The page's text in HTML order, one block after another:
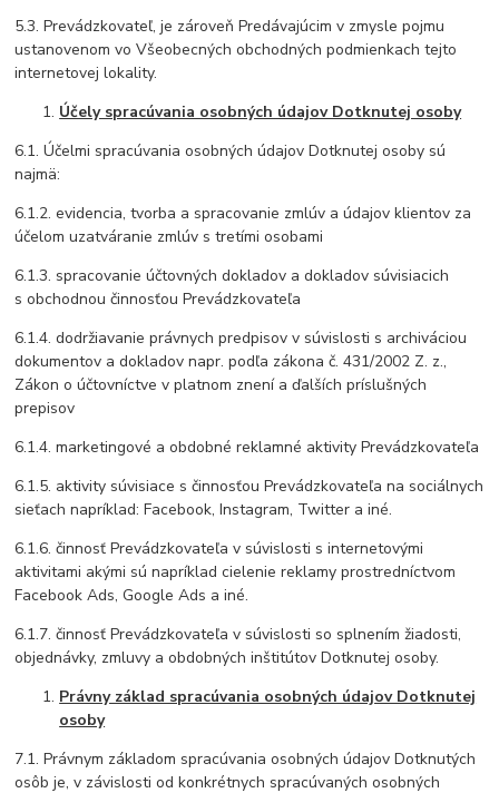
5.3. Prevádzkovateľ, je zároveň Predávajúcim v zmysle pojmu
ustanovenom vo Všeobecných obchodných podmienkach tejto
internetovej lokality.
Účely spracúvania osobných údajov Dotknutej osoby
6.1. Účelmi spracúvania osobných údajov Dotknutej osoby sú
najmä:
6.1.2. evidencia, tvorba a spracovanie zmlúv a údajov klientov za
účelom uzatváranie zmlúv s tretími osobami
6.1.3. spracovanie účtovných dokladov a dokladov súvisiacich
s obchodnou činnosťou Prevádzkovateľa
6.1.4. dodržiavanie právnych predpisov v súvislosti s archiváciou
dokumentov a dokladov napr. podľa zákona č. 431/2002 Z. z.,
Zákon o účtovníctve v platnom znení a ďalších príslušných
prepisov
6.1.4. marketingové a obdobné reklamné aktivity Prevádzkovateľa
6.1.5. aktivity súvisiace s činnosťou Prevádzkovateľa na sociálnych
sieťach napríklad: Facebook, Instagram, Twitter a iné.
6.1.6. činnosť Prevádzkovateľa v súvislosti s internetovými
aktivitami akými sú napríklad cielenie reklamy prostredníctvom
Facebook Ads, Google Ads a iné.
6.1.7. činnosť Prevádzkovateľa v súvislosti so splnením žiadosti,
objednávky, zmluvy a obdobných inštitútov Dotknutej osoby.
Právny základ spracúvania osobných údajov Dotknutej
osoby
7.1. Právnym základom spracúvania osobných údajov Dotknutých
osôb je, v závislosti od konkrétnych spracúvaných osobných